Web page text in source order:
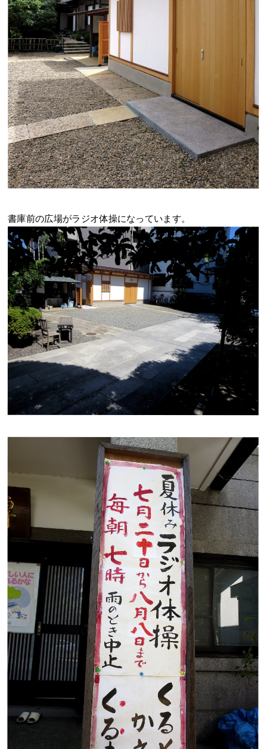
書庫前の広場がラジオ体操になっています。